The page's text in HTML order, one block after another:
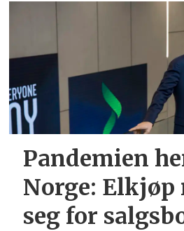
Pandemien
Norge: Elkjøp
seg for